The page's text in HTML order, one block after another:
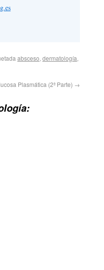
absceso,dermatología,
Plasmática (2ª Parte) →